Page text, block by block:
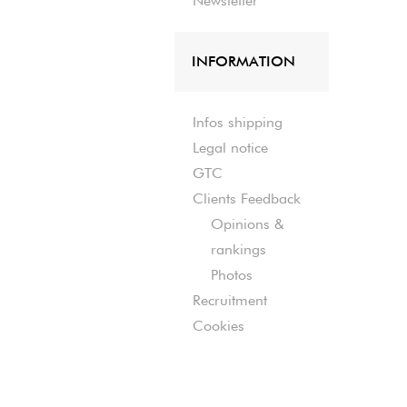
INFORMATION
Infos shipping
Legal notice
GTC
Clients Feedback
Opinions &
rankings
Photos
Recruitment
Cookies